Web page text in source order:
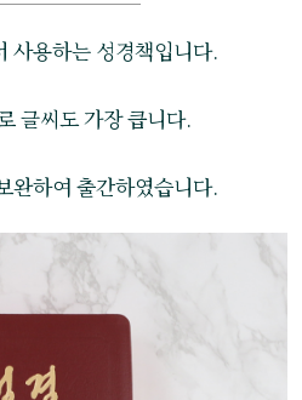
사용하는 성경책입니다.
글씨도 가장 큽니다.
완하여 출간하였습니다.